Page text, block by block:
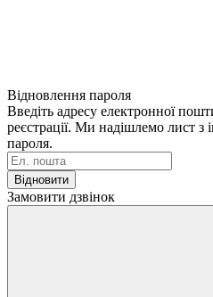
Відновлення пароля
Введіть адресу електронної
реєстрації. Ми надішлемо лист з
пароля.
Відновити
Замовити дзвінок